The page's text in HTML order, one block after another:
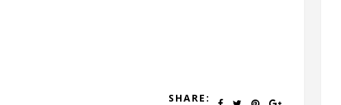
SHARE: